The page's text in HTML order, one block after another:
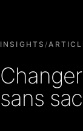
Cursorio
Tools
INSIGHTS/
sans